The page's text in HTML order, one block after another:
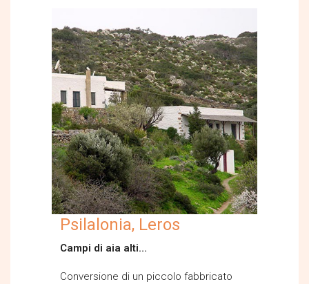
Psilalonia, Leros
Campi di aia alti…
Conversione di un piccolo fabbricato